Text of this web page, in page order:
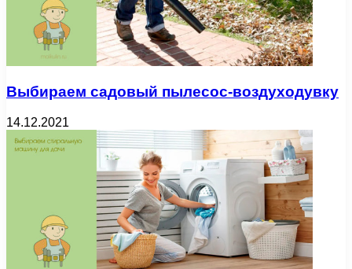
Выбираем садовый пылесос-воздуходувку
14.12.2021